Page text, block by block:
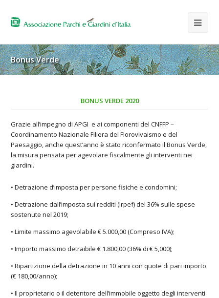
Bonus Verde
BONUS VERDE 2020
Grazie all’impegno di APGI e ai componenti del CNFFP –
Coordinamento Nazionale Filiera del Florovivaismo e del
Paesaggio, anche quest’anno è stato riconfermato il Bonus Verde,
la misura pensata per agevolare fiscalmente gli interventi nei
giardini.
• Detrazione d’imposta per persone fisiche e condomini;
• Detrazione dall’imposta sui redditi (Irpef) del 36% sulle spese
sostenute nel 2019;
• Limite massimo agevolabile € 5.000,00 (Compreso IVA);
• Importo massimo detraibile € 1.800,00 (36% di € 5,000);
• Ripartizione della detrazione in 10 anni con quote di pari importo
(€ 180,00/anno);
• Il proprietario o il detentore dell’immobile oggetto degli interventi